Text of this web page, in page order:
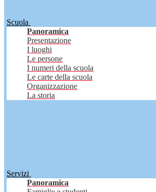
Scuola
Panoramica
Presentazione
I luoghi
Le persone
I numeri della scuola
Le carte della scuola
Organizzazione
La storia
Servizi
Panoramica